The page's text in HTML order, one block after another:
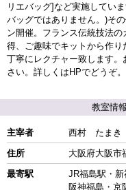
リエバッグ]など実施してい
バッグではありません。)そ
ン開催。フランス伝統技法の
得、ご趣味でキットから作り
丁寧にレクチャー致します
さい。詳しくはHPでどうぞ。
教室情報
主宰者
西村 たまき
住所
大阪府大阪市
最寄駅
JR福島駅・
阪神福島・京